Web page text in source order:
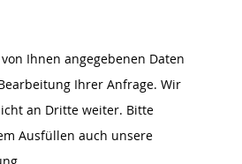
Ihnen angegebenen Daten
Ihrer Anfrage. Wir
an Dritte weiter. Bitte
Ausfüllen auch unsere